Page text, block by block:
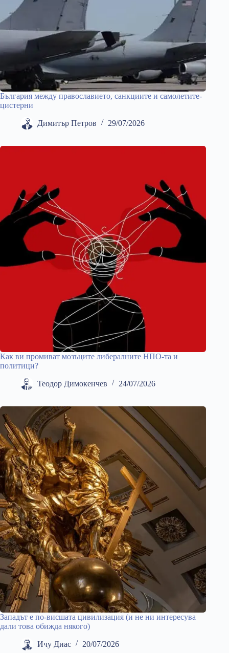
България между православието, санкциите и самолетите-
цистерни
Димитър Петров 29/07/2026
Как ви промиват мозъците либералните НПО-та и
политици?
Теодор Димокенчев 24/07/2026
Западът е по-висшата цивилизация (и не ни интересува
дали това обижда някого)
Ичу Диас 20/07/2026